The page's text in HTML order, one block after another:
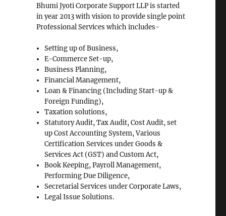
Bhumi Jyoti Corporate Support LLP is started
in year 2013 with vision to provide single point
Professional Services which includes-
Setting up of Business,
E-Commerce Set-up,
Business Planning,
Financial Management,
Loan & Financing (Including Start-up &
Foreign Funding),
Taxation solutions,
Statutory Audit, Tax Audit, Cost Audit, set
up Cost Accounting System, Various
Certification Services under Goods &
Services Act (GST) and Custom Act,
Book Keeping, Payroll Management,
Performing Due Diligence,
Secretarial Services under Corporate Laws,
Legal Issue Solutions.